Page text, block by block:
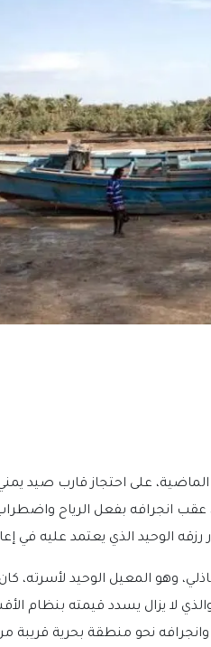
الماضية، على احتجاز قارب صيد
انجرافه بفعل الرياح واضطراب
الوحيد الذي يعتمد عليه في
وهو المعيل الوحيد لأسرته،
لا يزال يسدد قيمته بنظام
نحو منطقة بحرية قريبة